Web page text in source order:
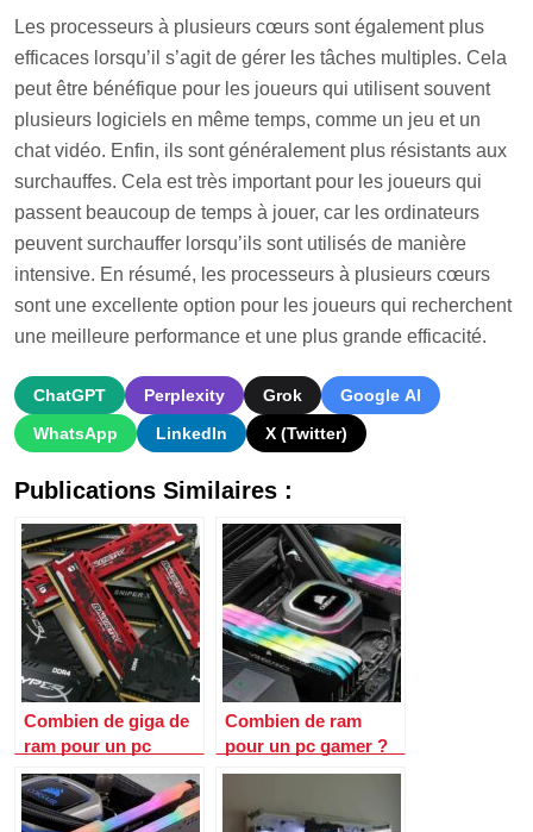
Les processeurs à plusieurs cœurs sont également plus
efficaces lorsqu’il s’agit de gérer les tâches multiples. Cela
peut être bénéfique pour les joueurs qui utilisent souvent
plusieurs logiciels en même temps, comme un jeu et un
chat vidéo. Enfin, ils sont généralement plus résistants aux
surchauffes. Cela est très important pour les joueurs qui
passent beaucoup de temps à jouer, car les ordinateurs
peuvent surchauffer lorsqu’ils sont utilisés de manière
intensive. En résumé, les processeurs à plusieurs cœurs
sont une excellente option pour les joueurs qui recherchent
une meilleure performance et une plus grande efficacité.
ChatGPT Perplexity Grok
Google AI
WhatsApp
LinkedIn X (Twitter)
Publications Similaires :
Combien de giga de
ram pour un pc
gamer ?
Combien de ram
pour un pc gamer ?